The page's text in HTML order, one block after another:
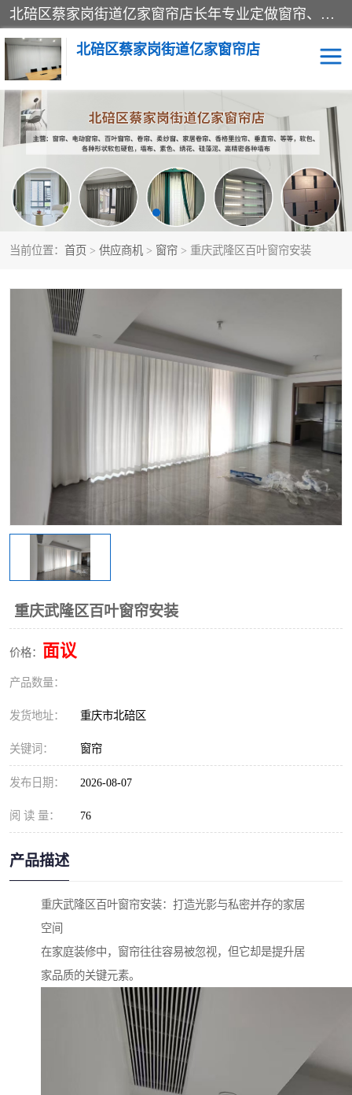
北碚区蔡家岗街道亿家窗帘店长年专业定做窗帘、电动窗帘、百叶窗帘、卷帘、柔纱窗、家居卷帘、香格里拉帘、垂直帘、等等，软包、各种形状软包硬包，墙布、素色、绣花、硅藻泥、高精密各种墙布，免费测量、免费安装，欢迎咨询
北碚区蔡家岗街道亿家窗帘店
当前位置： 首页 > 供应商机 > 窗帘 > 重庆武隆区百叶窗帘安装
重庆武隆区百叶窗帘安装
价格： 面议
产品数量：
发货地址： 重庆市北碚区
关键词： 窗帘
发布日期： 2026-08-07
阅 读 量： 76
产品描述
重庆武隆区百叶窗帘安装：打造光影与私密并存的家居
空间
在家庭装修中，窗帘往往容易被忽视，但它却是提升居
家品质的关键元素。
软包硬包 墙布
窗帘 百叶窗卷帘